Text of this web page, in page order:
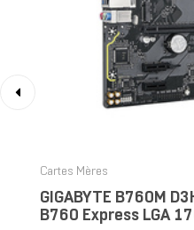
Cartes Mères
GIGABYTE B760M
B760 Express LGA